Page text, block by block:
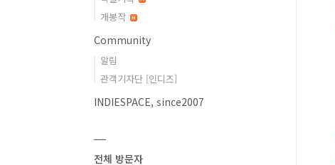
개봉작
Community
알림
관객기자단 [인디즈]
INDIESPACE, since2007
전체 방문자